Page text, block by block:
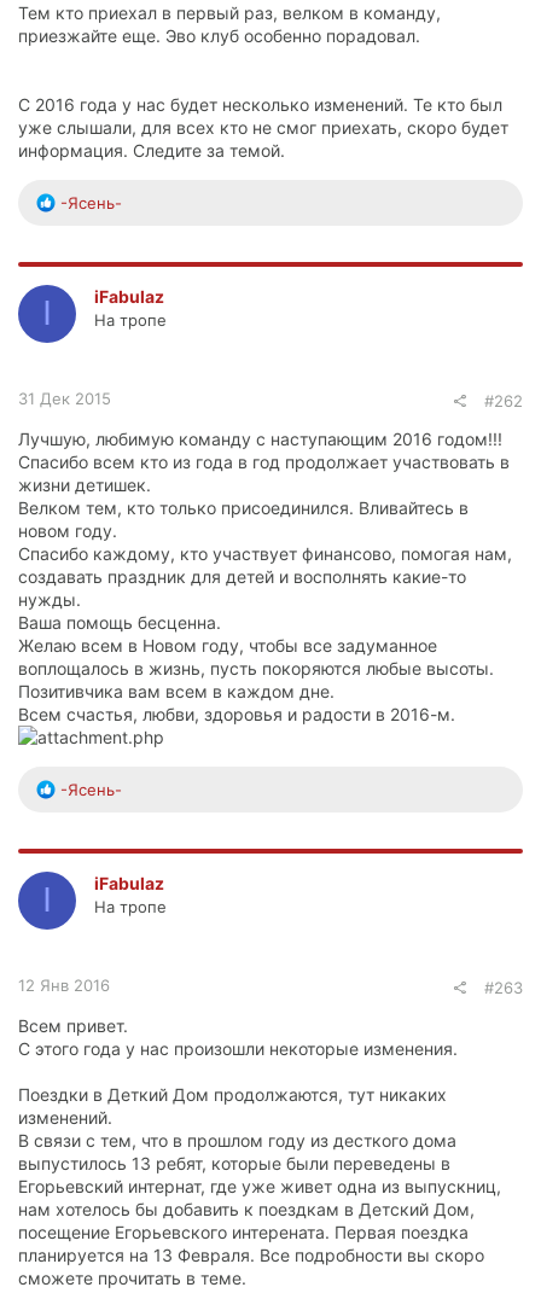
Тем кто приехал в первый раз, велком в команду,
приезжайте еще. Эво клуб особенно порадовал.
С 2016 года у нас будет несколько изменений. Те кто был
уже слышали, для всех кто не смог приехать, скоро будет
информация. Следите за темой.
Р
к
ц
и
-Ясень-
I iFabulaz
На тропе
31 Дек 2015 #262
Лучшую, любимую команду с наступающим 2016 годом!!!
Спасибо всем кто из года в год продолжает участвовать в
жизни детишек.
Велком тем, кто только присоединился. Вливайтесь в
новом году.
Спасибо каждому, кто участвует финансово, помогая нам,
создавать праздник для детей и восполнять какие-то
нужды.
Ваша помощь бесценна.
Желаю всем в Новом году, чтобы все задуманное
воплощалось в жизнь, пусть покоряются любые высоты.
Позитивчика вам всем в каждом дне.
Всем счастья, любви, здоровья и радости в 2016-м.
Р
к
ц
и
-Ясень-
I iFabulaz
На тропе
12 Янв 2016 #263
Всем привет.
С этого года у нас произошли некоторые изменения.
Поездки в Деткий Дом продолжаются, тут никаких
изменений.
В связи с тем, что в прошлом году из десткого дома
выпустилось 13 ребят, которые были переведены в
Егорьевский интернат, где уже живет одна из выпускниц,
нам хотелось бы добавить к поездкам в Детский Дом,
посещение Егорьевского интерената. Первая поездка
планируется на 13 Февраля. Все подробности вы скоро
сможете прочитать в теме.